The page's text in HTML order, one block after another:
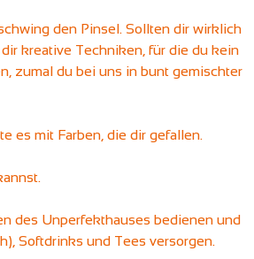
den Pinsel. Sollten dir wirklich
kreative Techniken, für die du kein
zumal du bei uns in bunt gemischter
es mit Farben, die dir gefallen.
des Unperfekthauses bedienen und
Softdrinks und Tees versorgen.